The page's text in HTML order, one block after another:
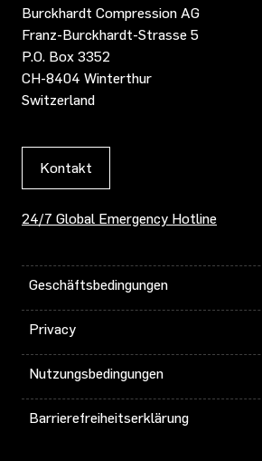
Burckhardt Compression AG
Franz-Burckhardt-Strasse 5
P.O. Box 3352
CH-8404 Winterthur
Switzerland
Kontakt
24/7 Global Emergency Hotline
Geschäftsbedingungen
Privacy
Nutzungsbedingungen
Barrierefreiheitserklärung